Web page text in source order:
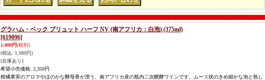
グラハム・ベック ブリュット ハーフ NV (南アフリカ：白泡) (375ml)
[619096]
1,800円(税別)
(税込: 1,980円)
[在庫あり]
希望小売価格: 2,350円
柑橘果実のアロマやほのかな酵母香が漂う、南アフリカ産の瓶内二次醗酵ワインです。ムース状のきめ細かな泡と熟し